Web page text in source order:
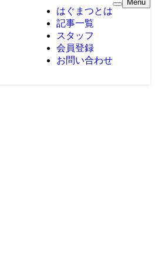
はぐまつとは
記事一覧
スタッフ
会員登録
お問い合わせ
Menu